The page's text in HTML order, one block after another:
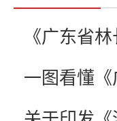
《广东省